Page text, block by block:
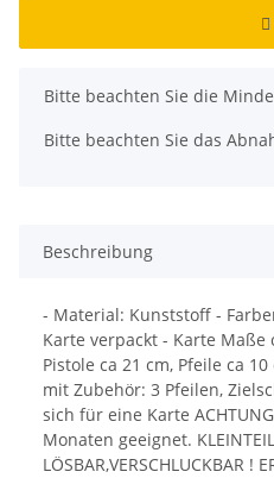
x
Bitte beachten Sie die
Bitte beachten Sie das
Beschreibung
- Material: Kunststoff -
Karte verpackt - Karte Maße
Pistole ca 21 cm, Pfeile ca
mit Zubehör: 3 Pfeilen,
sich für eine Karte
Monaten geeignet.
LÖSBAR,VERSCHLUCKBAR !